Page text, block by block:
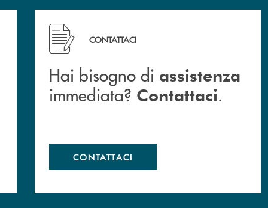
Hai bisogno di assistenza immediata? Contattaci .
CONTATTACI
Hai bisogno di assistenza
immediata? Contattaci.
CONTATTACI